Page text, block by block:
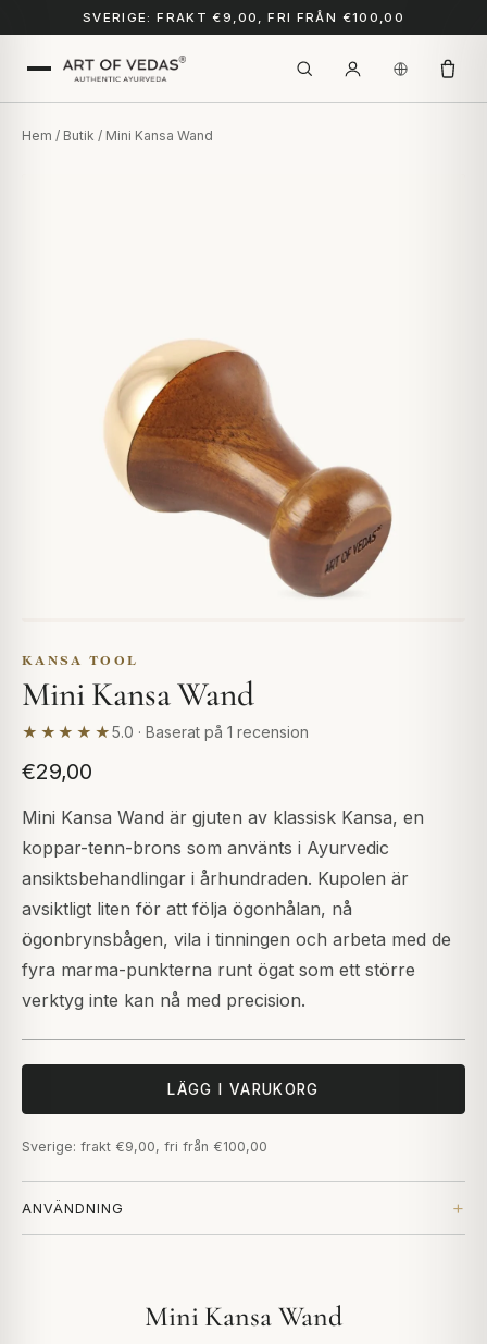
SVERIGE: FRAKT €9,00, FRI FRÅN €100,00
Hem / Butik / Mini Kansa Wand
KANSA TOOL
Mini Kansa Wand
★★★★★5.0 · Baserat på 1 recension
€29,00
Mini Kansa Wand är gjuten av klassisk Kansa, en
koppar-tenn-brons som använts i Ayurvedic
ansiktsbehandlingar i århundraden. Kupolen är
avsiktligt liten för att följa ögonhålan, nå
ögonbrynsbågen, vila i tinningen och arbeta med de
fyra marma-punkterna runt ögat som ett större
verktyg inte kan nå med precision.
LÄGG I VARUKORG
Sverige: frakt €9,00, fri från €100,00
ANVÄNDNING
Mini Kansa Wand